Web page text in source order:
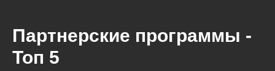
Партнерские программы -
Топ 5